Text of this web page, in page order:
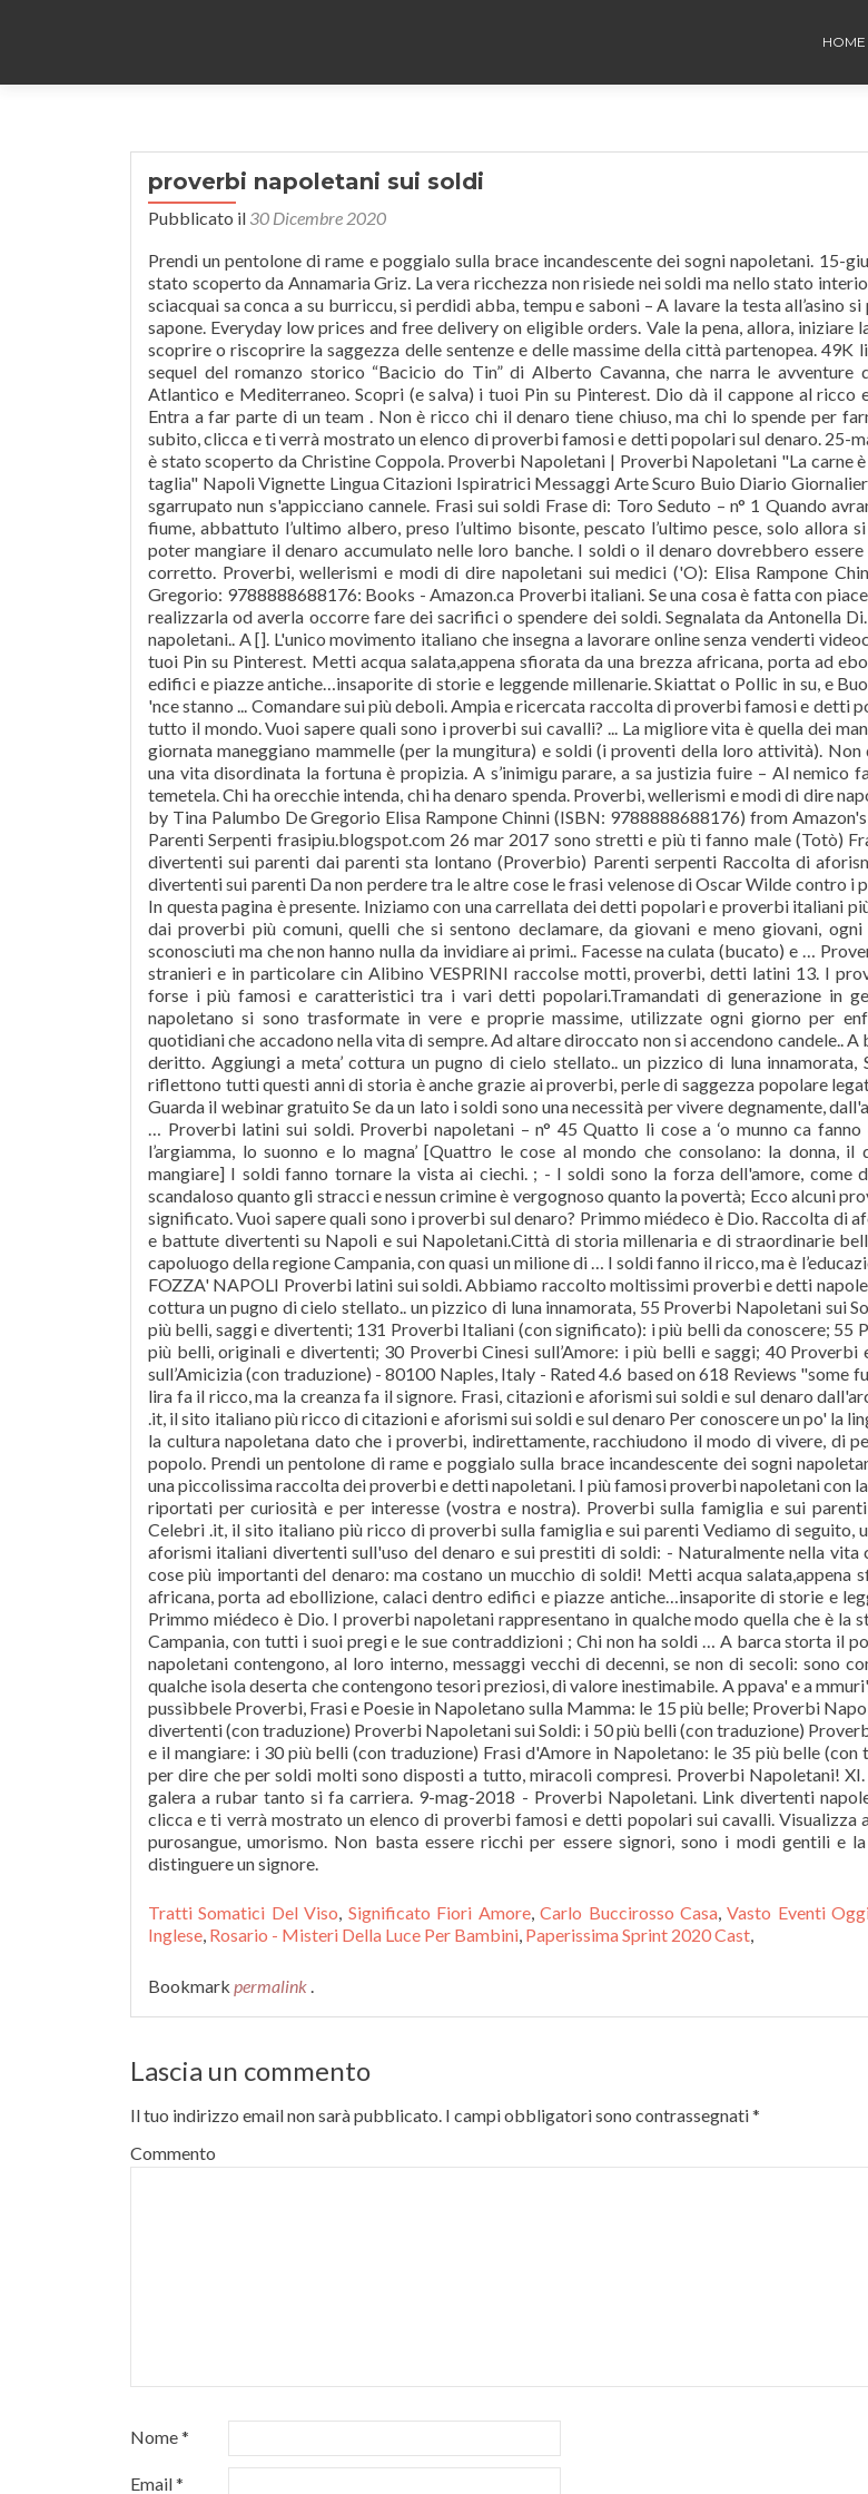
HOME
proverbi napoletani sui soldi
Pubblicato il 30 Dicembre 2020
Prendi un pentolone di rame e poggialo sulla brace incandescente dei sogni napoletani. 15-
stato scoperto da Annamaria Griz. La vera ricchezza non risiede nei soldi ma nello stato
sciacquai sa conca a su burriccu, si perdidi abba, tempu e saboni – A lavare la testa all’asino
sapone. Everyday low prices and free delivery on eligible orders. Vale la pena, allora, iniziare
scoprire o riscoprire la saggezza delle sentenze e delle massime della città partenopea. 49K
sequel del romanzo storico “Bacicio do Tin” di Alberto Cavanna, che narra le avventure
Atlantico e Mediterraneo. Scopri (e salva) i tuoi Pin su Pinterest. Dio dà il cappone al ricco
Entra a far parte di un team . Non è ricco chi il denaro tiene chiuso, ma chi lo spende per
subito, clicca e ti verrà mostrato un elenco di proverbi famosi e detti popolari sul denaro. 25-
è stato scoperto da Christine Coppola. Proverbi Napoletani | Proverbi Napoletani "La carne
taglia" Napoli Vignette Lingua Citazioni Ispiratrici Messaggi Arte Scuro Buio Diario
sgarrupato nun s'appicciano cannele. Frasi sui soldi Frase di: Toro Seduto – n° 1 Quando
fiume, abbattuto l’ultimo albero, preso l’ultimo bisonte, pescato l’ultimo pesce, solo allora
poter mangiare il denaro accumulato nelle loro banche. I soldi o il denaro dovrebbero
corretto. Proverbi, wellerismi e modi di dire napoletani sui medici ('O): Elisa Rampone
Gregorio: 9788888688176: Books - Amazon.ca Proverbi italiani. Se una cosa è fatta con
realizzarla od averla occorre fare dei sacrifici o spendere dei soldi. Segnalata da Antonella
napoletani.. A []. L'unico movimento italiano che insegna a lavorare online senza venderti
tuoi Pin su Pinterest. Metti acqua salata,appena sfiorata da una brezza africana, porta ad
edifici e piazze antiche…insaporite di storie e leggende millenarie. Skiattat o Pollic in su, e
'nce stanno ... Comandare sui più deboli. Ampia e ricercata raccolta di proverbi famosi e detti
tutto il mondo. Vuoi sapere quali sono i proverbi sui cavalli? ... La migliore vita è quella dei
giornata maneggiano mammelle (per la mungitura) e soldi (i proventi della loro attività). Non
una vita disordinata la fortuna è propizia. A s’inimigu parare, a sa justizia fuire – Al nemico
temetela. Chi ha orecchie intenda, chi ha denaro spenda. Proverbi, wellerismi e modi di dire
by Tina Palumbo De Gregorio Elisa Rampone Chinni (ISBN: 9788888688176) from
Parenti Serpenti frasipiu.blogspot.com 26 mar 2017 sono stretti e più ti fanno male (Totò)
divertenti sui parenti dai parenti sta lontano (Proverbio) Parenti serpenti Raccolta di
divertenti sui parenti Da non perdere tra le altre cose le frasi velenose di Oscar Wilde contro i
In questa pagina è presente. Iniziamo con una carrellata dei detti popolari e proverbi italiani
dai proverbi più comuni, quelli che si sentono declamare, da giovani e meno giovani,
sconosciuti ma che non hanno nulla da invidiare ai primi.. Facesse na culata (bucato) e …
stranieri e in particolare cin Alibino VESPRINI raccolse motti, proverbi, detti latini 13. I
forse i più famosi e caratteristici tra i vari detti popolari.Tramandati di generazione in
napoletano si sono trasformate in vere e proprie massime, utilizzate ogni giorno per
quotidiani che accadono nella vita di sempre. Ad altare diroccato non si accendono candele..
deritto. Aggiungi a meta’ cottura un pugno di cielo stellato.. un pizzico di luna innamorata,
riflettono tutti questi anni di storia è anche grazie ai proverbi, perle di saggezza popolare
Guarda il webinar gratuito Se da un lato i soldi sono una necessità per vivere degnamente,
… Proverbi latini sui soldi. Proverbi napoletani – n° 45 Quatto li cose a ‘o munno ca fanno
l’argiamma, lo suonno e lo magna’ [Quattro le cose al mondo che consolano: la donna, il
mangiare] I soldi fanno tornare la vista ai ciechi. ; - I soldi sono la forza dell'amore, come
scandaloso quanto gli stracci e nessun crimine è vergognoso quanto la povertà; Ecco alcuni
significato. Vuoi sapere quali sono i proverbi sul denaro? Primmo miédeco è Dio. Raccolta di
e battute divertenti su Napoli e sui Napoletani.Città di storia millenaria e di straordinarie
capoluogo della regione Campania, con quasi un milione di … I soldi fanno il ricco, ma è
FOZZA' NAPOLI Proverbi latini sui soldi. Abbiamo raccolto moltissimi proverbi e detti
cottura un pugno di cielo stellato.. un pizzico di luna innamorata, 55 Proverbi Napoletani sui
più belli, saggi e divertenti; 131 Proverbi Italiani (con significato): i più belli da conoscere; 55
più belli, originali e divertenti; 30 Proverbi Cinesi sull’Amore: i più belli e saggi; 40 Proverbi
sull’Amicizia (con traduzione) - 80100 Naples, Italy - Rated 4.6 based on 618 Reviews "some
lira fa il ricco, ma la creanza fa il signore. Frasi, citazioni e aforismi sui soldi e sul denaro
.it, il sito italiano più ricco di citazioni e aforismi sui soldi e sul denaro Per conoscere un po' la
la cultura napoletana dato che i proverbi, indirettamente, racchiudono il modo di vivere, di
popolo. Prendi un pentolone di rame e poggialo sulla brace incandescente dei sogni
una piccolissima raccolta dei proverbi e detti napoletani. I più famosi proverbi napoletani con
riportati per curiosità e per interesse (vostra e nostra). Proverbi sulla famiglia e sui
Celebri .it, il sito italiano più ricco di proverbi sulla famiglia e sui parenti Vediamo di seguito,
aforismi italiani divertenti sull'uso del denaro e sui prestiti di soldi: - Naturalmente nella vita
cose più importanti del denaro: ma costano un mucchio di soldi! Metti acqua salata,appena
africana, porta ad ebollizione, calaci dentro edifici e piazze antiche…insaporite di storie e
Primmo miédeco è Dio. I proverbi napoletani rappresentano in qualche modo quella che è la
Campania, con tutti i suoi pregi e le sue contraddizioni ; Chi non ha soldi … A barca storta il
napoletani contengono, al loro interno, messaggi vecchi di decenni, se non di secoli: sono
qualche isola deserta che contengono tesori preziosi, di valore inestimabile. A ppava' e a
pussìbbele Proverbi, Frasi e Poesie in Napoletano sulla Mamma: le 15 più belle; Proverbi
divertenti (con traduzione) Proverbi Napoletani sui Soldi: i 50 più belli (con traduzione)
e il mangiare: i 30 più belli (con traduzione) Frasi d'Amore in Napoletano: le 35 più belle (con
per dire che per soldi molti sono disposti a tutto, miracoli compresi. Proverbi Napoletani!
galera a rubar tanto si fa carriera. 9-mag-2018 - Proverbi Napoletani. Link divertenti
clicca e ti verrà mostrato un elenco di proverbi famosi e detti popolari sui cavalli. Visualizza
purosangue, umorismo. Non basta essere ricchi per essere signori, sono i modi gentili e
distinguere un signore.
Tratti Somatici Del Viso, Significato Fiori Amore,Carlo Buccirosso Casa,Vasto Eventi
Inglese, Rosario - Misteri Della Luce Per Bambini, Paperissima Sprint 2020 Cast,
Bookmark permalink .
Lascia un commento
Il tuo indirizzo email non sarà pubblicato. I campi obbligatori sono contrassegnati*
Commento
Nome*
Email*